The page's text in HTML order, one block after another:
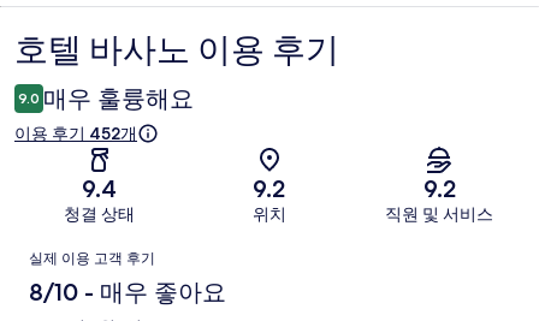
이
용
후
호텔 바사노 이용 후기
9.0 매우 훌륭해요
이용 후기 452개
9.4
청결 상태
9.2
위치
9.2
직원 및 서비스
이
용
실제 이용 고객 후기
8/10 - 매우 좋아요